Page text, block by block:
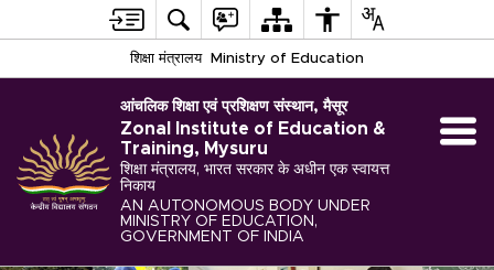
शिक्षा मंत्रालय Ministry of Education
आंचलिक शिक्षा एवं प्रशिक्षण संस्थान, मैसूर
Zonal Institute of Education &
Training, Mysuru
शिक्षा मंत्रालय, भारत सरकार के अधीन एक स्वायत्त
निकाय
AN AUTONOMOUS BODY UNDER
MINISTRY OF EDUCATION,
GOVERNMENT OF INDIA